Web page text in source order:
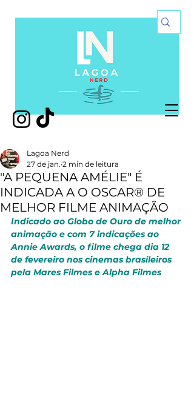
"A PEQUENA AMÉLIE" É
INDICADA A O OSCAR® DE
MELHOR FILME ANIMAÇÃO
Lagoa Nerd
27 de jan. 2 min de leitura
Indicado ao Globo de Ouro de melhor
animação e com 7 indicações ao
Annie Awards, o filme chega dia 12
de fevereiro nos cinemas brasileiros
pela Mares Filmes e Alpha Filmes